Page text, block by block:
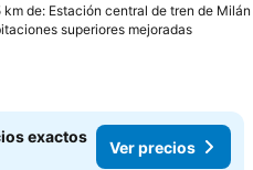
km de: Estación central de tren de Milán
superiores mejoradasVer
exactos
Ver precios